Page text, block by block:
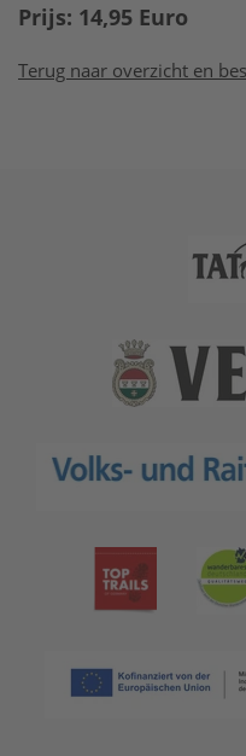
Prijs: 14,95 Euro
Terug naar overzicht en